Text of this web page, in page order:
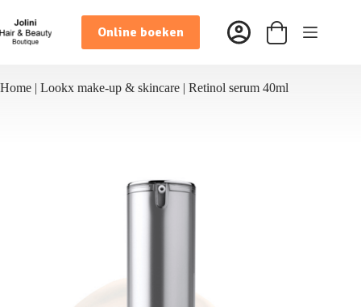
naar
de
inhoud
Online boeken Winkelwagen
Home | Lookx make-up & skincare | Retinol serum 40ml